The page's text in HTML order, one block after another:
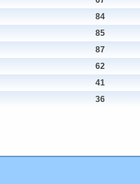
84
85
87
62
41
36